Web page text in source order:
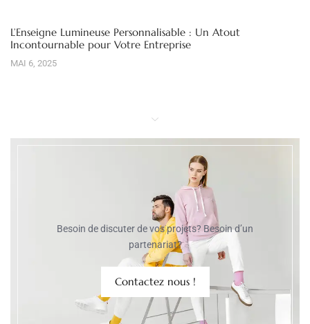
L’Enseigne Lumineuse Personnalisable : Un Atout
Incontournable pour Votre Entreprise
MAI 6, 2025
Besoin de discuter de vos projets? Besoin d’un
partenariat?
Contactez nous !